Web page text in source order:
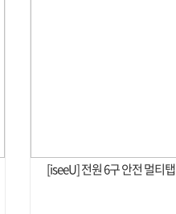
[iseeU] 전원 6구 안전 멀티탭